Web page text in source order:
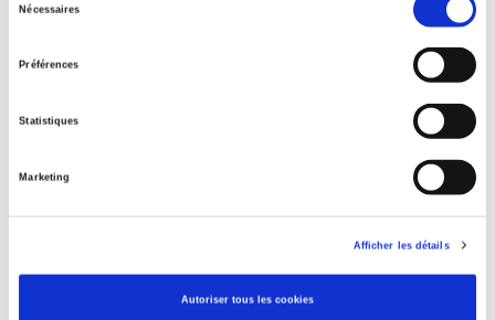
Nécessaires
Préférences
Statistiques
Marketing
Afficher les détails
Autoriser tous les cookies
Sociologies pratiques 39, 2019
La religion au travail. Explorations par la sociologie
contemporaine
Claire de Galembert, Julien Tassel